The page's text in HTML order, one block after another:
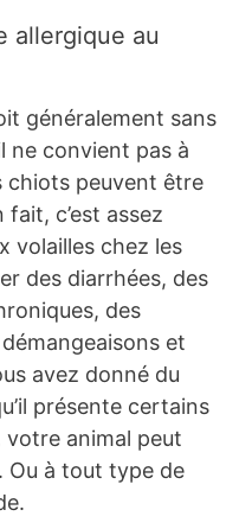
allergique au
généralement sans
ne convient pas à
chiots peuvent être
c’est assez
volailles chez les
des diarrhées, des
des
et
avez donné du
présente certains
animal peut
Ou à tout type de